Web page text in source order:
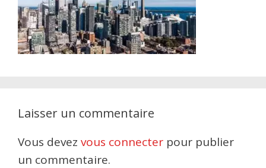
Laisser un commentaire
Vous devez vous connecter pour publier
un commentaire.